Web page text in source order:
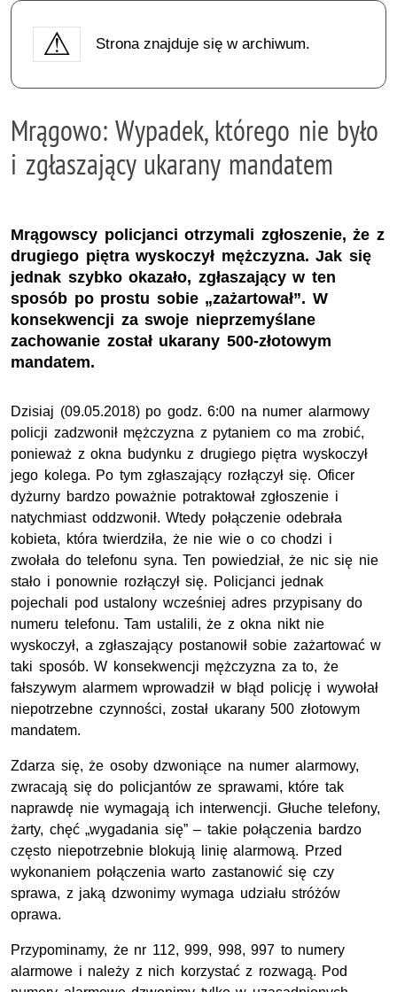
Strona znajduje się w archiwum.
Mrągowo: Wypadek, którego nie było
i zgłaszający ukarany mandatem
Mrągowscy policjanci otrzymali zgłoszenie, że z
drugiego piętra wyskoczył mężczyzna. Jak się
jednak szybko okazało, zgłaszający w ten
sposób po prostu sobie „zażartował”. W
konsekwencji za swoje nieprzemyślane
zachowanie został ukarany 500-złotowym
mandatem.
Dzisiaj (09.05.2018) po godz. 6:00 na numer alarmowy
policji zadzwonił mężczyzna z pytaniem co ma zrobić,
ponieważ z okna budynku z drugiego piętra wyskoczył
jego kolega. Po tym zgłaszający rozłączył się. Oficer
dyżurny bardzo poważnie potraktował zgłoszenie i
natychmiast oddzwonił. Wtedy połączenie odebrała
kobieta, która twierdziła, że nie wie o co chodzi i
zwołała do telefonu syna. Ten powiedział, że nic się nie
stało i ponownie rozłączył się. Policjanci jednak
pojechali pod ustalony wcześniej adres przypisany do
numeru telefonu. Tam ustalili, że z okna nikt nie
wyskoczył, a zgłaszający postanowił sobie zażartować w
taki sposób. W konsekwencji mężczyzna za to, że
fałszywym alarmem wprowadził w błąd policję i wywołał
niepotrzebne czynności, został ukarany 500 złotowym
mandatem.
Zdarza się, że osoby dzwoniące na numer alarmowy,
zwracają się do policjantów ze sprawami, które tak
naprawdę nie wymagają ich interwencji. Głuche telefony,
żarty, chęć „wygadania się” – takie połączenia bardzo
często niepotrzebnie blokują linię alarmową. Przed
wykonaniem połączenia warto zastanowić się czy
sprawa, z jaką dzwonimy wymaga udziału stróżów
oprawa.
Przypominamy, że nr 112, 999, 998, 997 to numery
alarmowe i należy z nich korzystać z rozwagą. Pod